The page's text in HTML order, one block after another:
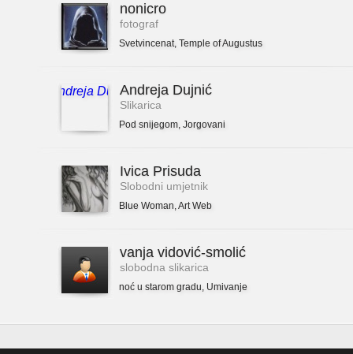
nonicro
fotograf
Svetvincenat, Temple of Augustus
Andreja Dujnić
Slikarica
Pod snijegom, Jorgovani
Ivica Prisuda
Slobodni umjetnik
Blue Woman,Art Web
vanja vidović-smolić
slobodna slikarica
noć u starom gradu, Umivanje